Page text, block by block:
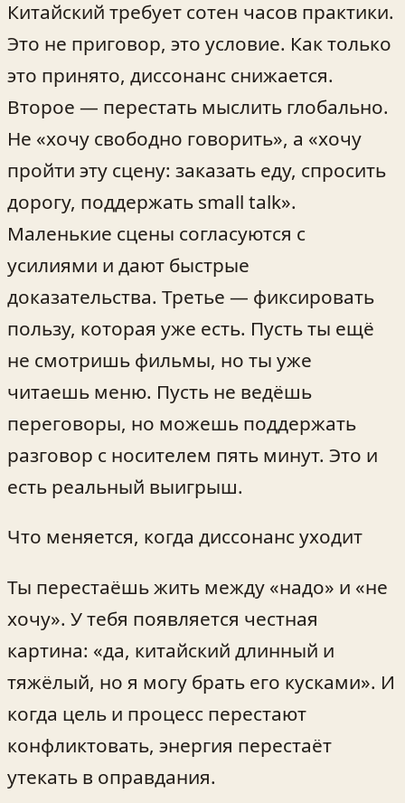
Китайский требует сотен часов практики.
Это не приговор, это условие. Как только
это принято, диссонанс снижается.
Второе — перестать мыслить глобально.
Не «хочу свободно говорить», а «хочу
пройти эту сцену: заказать еду, спросить
дорогу, поддержать small talk».
Маленькие сцены согласуются с
усилиями и дают быстрые
доказательства. Третье — фиксировать
пользу, которая уже есть. Пусть ты ещё
не смотришь фильмы, но ты уже
читаешь меню. Пусть не ведёшь
переговоры, но можешь поддержать
разговор с носителем пять минут. Это и
есть реальный выигрыш.
Что меняется, когда диссонанс уходит
Ты перестаёшь жить между «надо» и «не
хочу». У тебя появляется честная
картина: «да, китайский длинный и
тяжёлый, но я могу брать его кусками». И
когда цель и процесс перестают
конфликтовать, энергия перестаёт
утекать в оправдания.